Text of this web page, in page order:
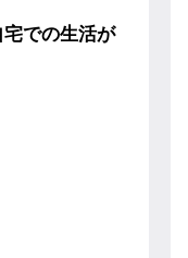
での生活が